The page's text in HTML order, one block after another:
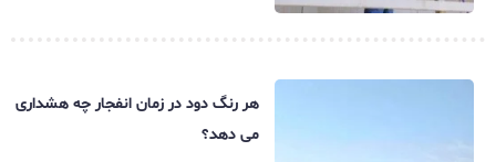
هر رنگ دود در زمان انفجار چه هشداری
می دهد؟